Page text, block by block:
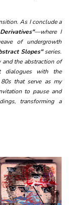
As I conclude a
—where I
of undergrowth
Slopes"series.
the abstraction of
dialogues with the
that serve as my
to pause and
transforming a